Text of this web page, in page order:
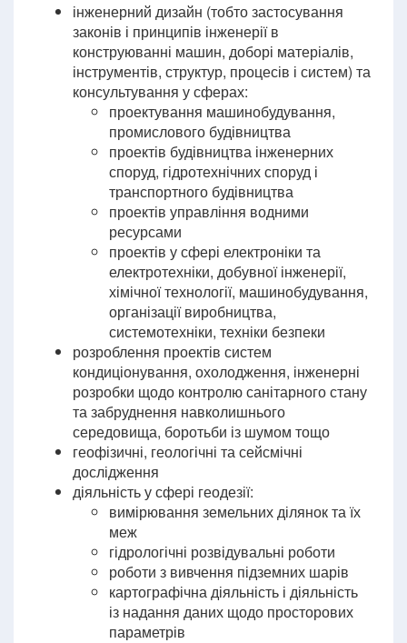
інженерний дизайн (тобто застосування
законів і принципів інженерії в
конструюванні машин, доборі матеріалів,
інструментів, структур, процесів і систем) та
консультування у сферах:
проектування машинобудування,
промислового будівництва
проектів будівництва інженерних
споруд, гідротехнічних споруд і
транспортного будівництва
проектів управління водними
ресурсами
проектів у сфері електроніки та
електротехніки, добувної інженерії,
хімічної технології, машинобудування,
організації виробництва,
системотехніки, техніки безпеки
розроблення проектів систем
кондиціонування, охолодження, інженерні
розробки щодо контролю санітарного стану
та забруднення навколишнього
середовища, боротьби із шумом тощо
геофізичні, геологічні та сейсмічні
дослідження
діяльність у сфері геодезії:
вимірювання земельних ділянок та їх
меж
гідрологічні розвідувальні роботи
роботи з вивчення підземних шарів
картографічна діяльність і діяльність
із надання даних щодо просторових
параметрів